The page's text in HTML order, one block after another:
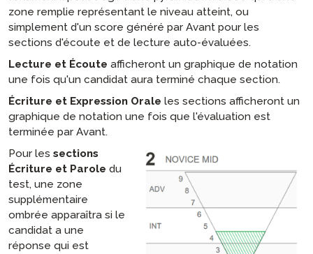
zone remplie représentant le niveau atteint, ou
simplement d'un score généré par Avant pour les
sections d'écoute et de lecture auto-évaluées.
Lecture et Écoute afficheront un graphique de notation
une fois qu'un candidat aura terminé chaque section.
Écriture et Expression Orale les sections afficheront un
graphique de notation une fois que l'évaluation est
terminée par Avant.
Pour les sections
Écriture et Parole du
test, une zone
supplémentaire
ombrée apparaîtra si le
candidat a une
réponse qui est